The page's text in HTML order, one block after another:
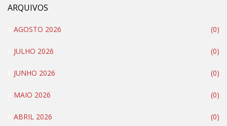
ARQUIVOS
AGOSTO 2026 (0)
JULHO 2026 (0)
JUNHO 2026 (0)
MAIO 2026 (0)
ABRIL 2026 (0)